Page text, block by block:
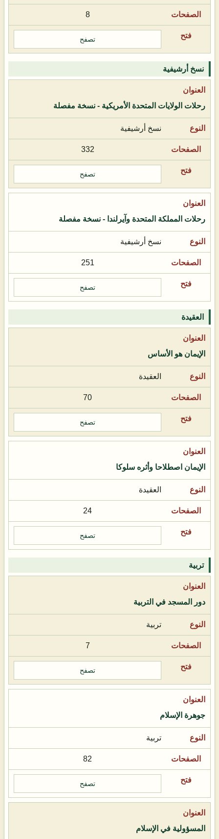
8
تصفح
نسخ أرشيفية
رحلات الولايات المتحدة الأمريكية - نسخة مفصلة
نسخ أرشيفية
332
تصفح
رحلات المملكة المتحدة وآيرلندا - نسخة مفصلة
نسخ أرشيفية
251
تصفح
العقيدة
الإيمان هو الأساس
العقيدة
70
تصفح
الإيمان اصطلاحا وأثره سلوكا
العقيدة
24
تصفح
تربية
دور المسجد في التربية
تربية
7
تصفح
جوهرة الإسلام
تربية
82
تصفح
المسؤولية في الإسلام